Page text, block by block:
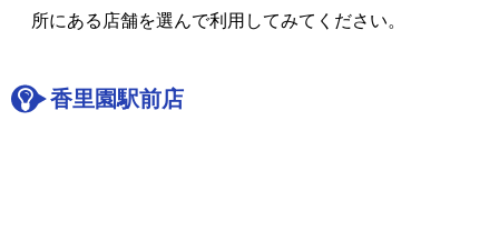
所にある店舗を選んで利用してみてください。
香里園駅前店